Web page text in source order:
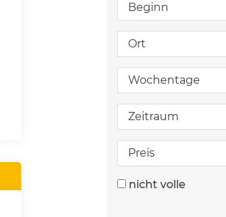
Beginn
Ort
Wochentage
Zeitraum
Preis
nicht volle